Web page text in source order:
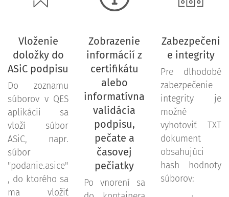
Vloženie
doložky do
ASiC podpisu
Do zoznamu
súborov v QES
aplikácii sa
vloží súbor
ASiC, napr.
súbor
"podanie.asice"
, do ktorého sa
ma vložiť
Zobrazenie
informácií z
certifikátu
alebo
informatívna
validácia
podpisu,
pečate a
časovej
pečiatky
Po vnorení sa
Zabezpečeni
e integrity
Pre dlhodobé
zabezpečenie
integrity je
možné
vyhotoviť TXT
dokument
obsahujúci
hash hodnoty
súborov: